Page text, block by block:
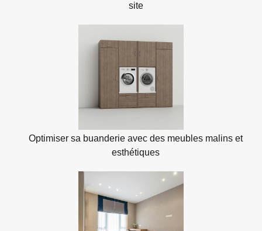
site
Optimiser sa buanderie avec des meubles malins et
esthétiques